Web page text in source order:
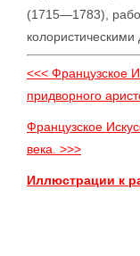
(1715—1783),
колористическими
<<< Французское
придворного
Французское
века. >>>
Иллюстрации к